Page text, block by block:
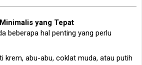
yang Tepat
beberapa hal penting yang perlu
krem, abu-abu, coklat muda, atau putih